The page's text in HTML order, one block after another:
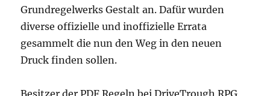
Grundregelwerks Gestalt an. Dafür wurden
diverse offizielle und inoffizielle Errata
gesammelt die nun den Weg in den neuen
Druck finden sollen.